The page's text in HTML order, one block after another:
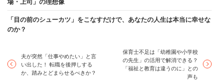
「目の前のシューカツ」をこなすだけで、あなたの人生は本当に幸せな
のか？
夫が突然「仕事やめたい」と言
い出した！ 転職を後押しする
か、踏みとどまらせるべきか？
保育士不足は「幼稚園や小学校
の先生」の活用で解消できる？
「福祉と教育は違うのに」との
声も